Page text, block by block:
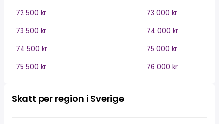
72 500 kr
73 000 kr
73 500 kr
74 000 kr
74 500 kr
75 000 kr
75 500 kr
76 000 kr
Skatt per region i Sverige